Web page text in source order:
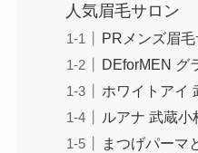
人気眉毛サロン
PRメンズ眉毛
DEforMEN グ
ホワイトアイ
ルアナ 武蔵小
まつげパーマ